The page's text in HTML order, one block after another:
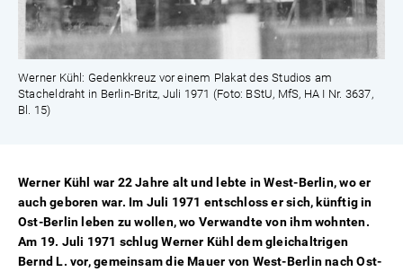
Werner Kühl: Gedenkkreuz vor einem Plakat des Studios am
Stacheldraht in Berlin-Britz, Juli 1971 (Foto: BStU, MfS, HA I Nr. 3637,
Bl. 15)
Werner Kühl war 22 Jahre alt und lebte in West-Berlin, wo er
auch geboren war. Im Juli 1971 entschloss er sich, künftig in
Ost-Berlin leben zu wollen, wo Verwandte von ihm wohnten.
Am 19. Juli 1971 schlug Werner Kühl dem gleichaltrigen
Bernd L. vor, gemeinsam die Mauer von West-Berlin nach Ost-